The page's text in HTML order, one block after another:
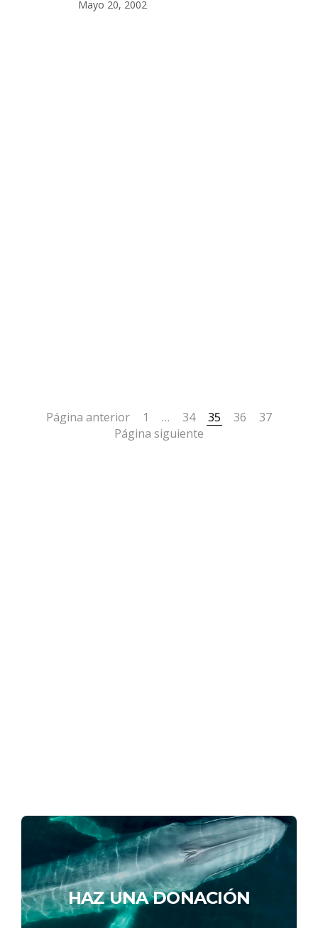
Mayo 20, 2002
Página anterior 1 … 34 35 36
37
Página siguiente
HAZ UNA DONACIÓN